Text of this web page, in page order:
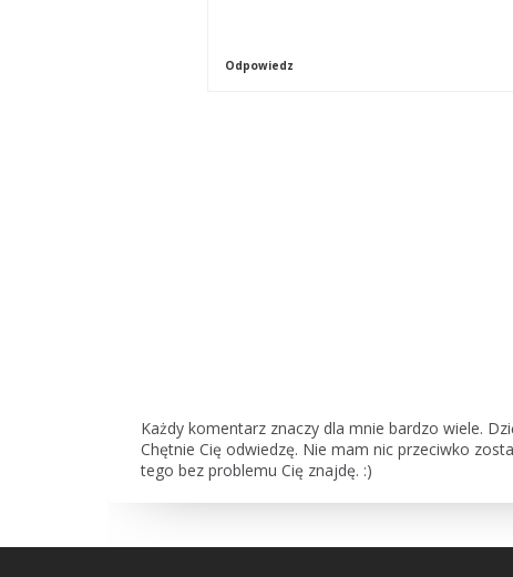
Odpowiedz
Każdy komentarz znaczy dla mnie bardzo wiele.
Chętnie Cię odwiedzę. Nie mam nic przeciwko
tego bez problemu Cię znajdę. :)